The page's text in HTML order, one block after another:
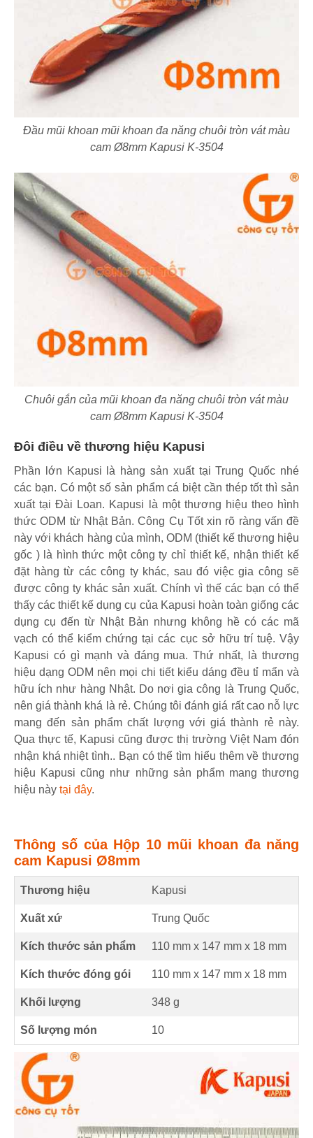
Đầu mũi khoan mũi khoan đa năng chuôi tròn vát màu
cam Ø8mm Kapusi K-3504
Chuôi gắn của mũi khoan đa năng chuôi tròn vát màu
cam Ø8mm Kapusi K-3504
Đôi điều về thương hiệu Kapusi
Phần lớn Kapusi là hàng sản xuất tại Trung Quốc nhé
các bạn. Có một số sản phẩm cá biệt cần thép tốt thì sản
xuất tại Đài Loan. Kapusi là một thương hiệu theo hình
thức ODM từ Nhật Bản. Công Cụ Tốt xin rõ ràng vấn đề
này với khách hàng của mình, ODM (thiết kế thương hiệu
gốc ) là hình thức một công ty chỉ thiết kế, nhận thiết kế
đặt hàng từ các công ty khác, sau đó việc gia công sẽ
được công ty khác sản xuất. Chính vì thế các bạn có thể
thấy các thiết kế dụng cụ của Kapusi hoàn toàn giống các
dụng cụ đến từ Nhật Bản nhưng không hề có các mã
vạch có thể kiểm chứng tại các cục sở hữu trí tuệ. Vậy
Kapusi có gì mạnh và đáng mua. Thứ nhất, là thương
hiệu dạng ODM nên mọi chi tiết kiểu dáng đều tỉ mẩn và
hữu ích như hàng Nhật. Do nơi gia công là Trung Quốc,
nên giá thành khá là rẻ. Chúng tôi đánh giá rất cao nỗ lực
mang đến sản phẩm chất lượng với giá thành rẻ này.
Qua thực tế, Kapusi cũng được thị trường Việt Nam đón
nhận khá nhiệt tình.. Bạn có thể tìm hiểu thêm về thương
hiệu Kapusi cũng như những sản phẩm mang thương
hiệu này tại đây.
Thông số của Hộp 10 mũi khoan đa năng
cam Kapusi Ø8mm
Thương hiệu Kapusi
Xuất xứ Trung Quốc
Kích thước sản phẩm 110 mm x 147 mm x 18 mm
Kích thước đóng gói 110 mm x 147 mm x 18 mm
Khối lượng 348 g
Số lượng món 10